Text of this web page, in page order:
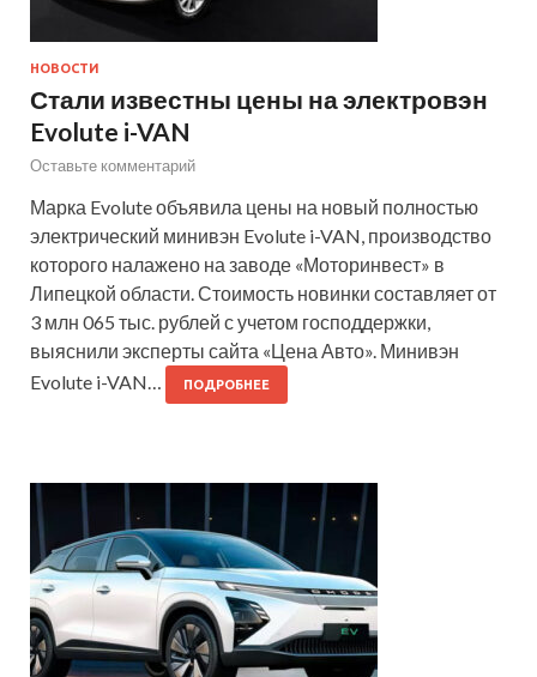
НОВОСТИ
Стали известны цены на электровэн
Evolute i-VAN
Оставьте комментарий
Марка Evolute объявила цены на новый полностью
электрический минивэн Evolute i-VAN, производство
которого налажено на заводе «Моторинвест» в
Липецкой области. Стоимость новинки составляет от
3 млн 065 тыс. рублей с учетом господдержки,
выяснили эксперты сайта «Цена Авто». Минивэн
Evolute i-VAN…
ПОДРОБНЕЕ